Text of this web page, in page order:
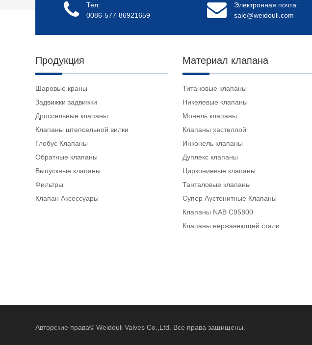
Тел:
0086-577-86921659
Электронная почта:
sale@weidouli.com
Продукция
Шаровые краны
Задвижки задвижки
Дроссельные клапаны
Клапаны штепсельной вилки
Глобус Клапаны
Обратные клапаны
Выпускные клапаны
Фильтры
Клапан Аксессуары
Материал клапана
Титановые клапаны
Никелевые клапаны
Монель клапаны
Клапаны хастеллой
Инконель клапаны
Дуплекс клапаны
Циркониевые клапаны
Танталовые клапаны
Супер Аустенитные Клапаны
Клапаны NAB C95800
Клапаны нержавеющей стали
Авторские права© Weidouli Valves Co.,Ltd. Все права защищены.